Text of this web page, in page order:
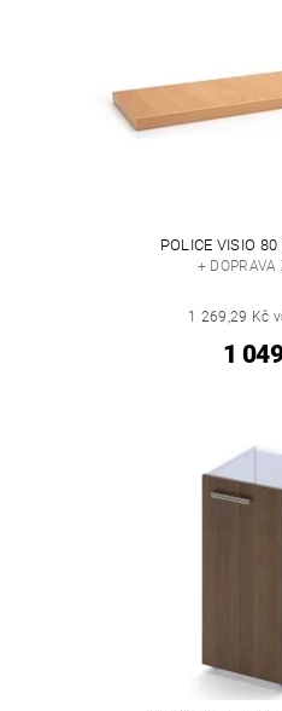
POLICE VISIO
+ DOPRAVA
1 269,29 Kč
1